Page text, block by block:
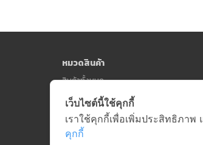
หมวดสินค้า
สินค้าทั้งหมด
เว็บไซต์นี้ใช้คุกกี้
เราใช้คุกกี้เพื่อเพิ่มประสิทธิภา
คุกกี้